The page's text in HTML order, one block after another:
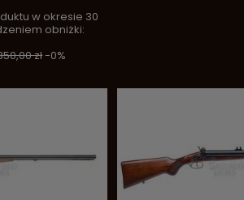
w okresie 30
obniżki:
zł-0%